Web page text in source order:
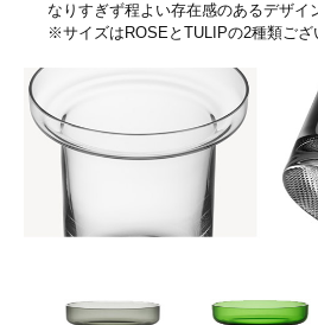
なりすぎず程よい存在感のあるデザイ
※サイズはROSEとTULIPの2種類ござ